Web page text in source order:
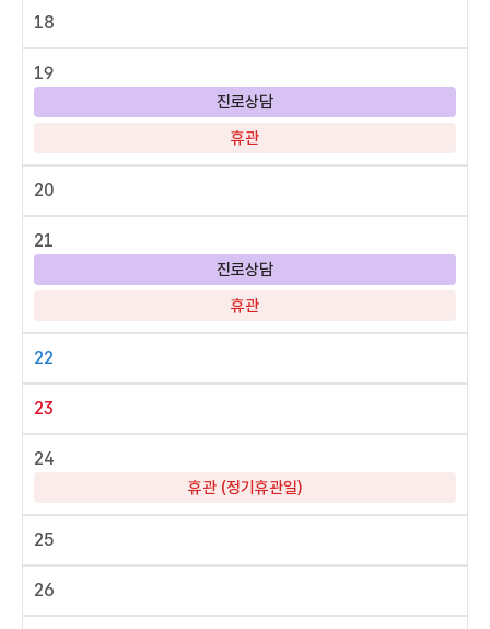
18
19
진로상담
휴관
20
21
진로상담
휴관
22
23
24
휴관 (정기휴관일)
25
26